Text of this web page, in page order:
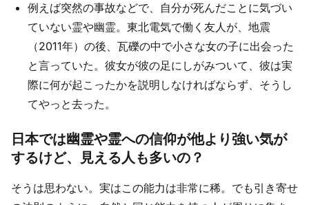
例えば突然の事故などで、自分が死んだことに気づい
ていない霊や幽霊。東北電気で働く友人が、地震
（2011年）の後、瓦礫の中で小さな女の子に出会った
と言っていた。彼女が彼の足にしがみついて、彼は実
際に何が起こったかを説明しなければならず、そうし
てやっと去った。
日本では幽霊や霊への信仰が他より強い気が
するけど、見える人も多いの？
そうは思わない。実はこの能力は非常に稀。でも引き寄せ